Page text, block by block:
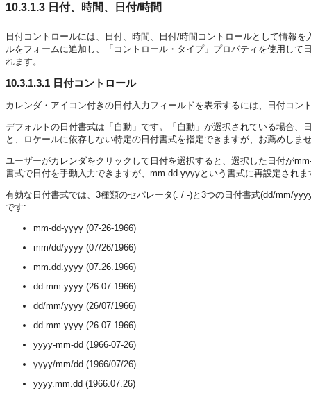
10.3.1.3 日付、時間、日付/時間
日付コントロールには、日付、時間、日付/時間コントロールとして情報
ルをフォームに追加し、「コントロール・タイプ」プロパティを使用し
れます。
10.3.1.3.1 日付コントロール
カレンダ・アイコン付きの日付入力フィールドを表示するには、日付コン
デフォルトの日付書式は「自動」です。「自動」が選択されている場合
と、ロケールに依存しない特定の日付書式を指定できますが、お薦めしま
ユーザーがカレンダをクリックして日付を選択すると、選択した日付が
書式で日付を手動入力できますが、mm-dd-yyyyという書式に再設定されま
有効な日付書式では、3種類のセパレータ(. / -)と3つの日付書式(dd/mm/
です:
mm-dd-yyyy (07-26-1966)
mm/dd/yyyy (07/26/1966)
mm.dd.yyyy (07.26.1966)
dd-mm-yyyy (26-07-1966)
dd/mm/yyyy (26/07/1966)
dd.mm.yyyy (26.07.1966)
yyyy-mm-dd (1966-07-26)
yyyy/mm/dd (1966/07/26)
yyyy.mm.dd (1966.07.26)